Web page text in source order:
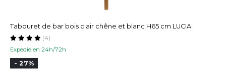
Tabouret de bar bois clair chêne et blanc H65 cm LUCIA
Expedié en 24h/72h
(4)
- 27%